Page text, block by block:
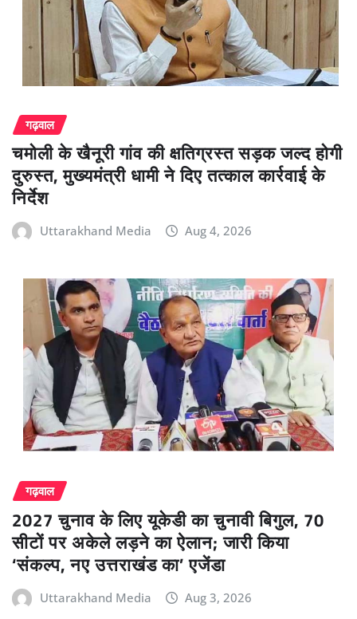
गढ़वाल
चमोली के खैनूरी गांव की क्षतिग्रस्त सड़क जल्द होगी
दुरुस्त, मुख्यमंत्री धामी ने दिए तत्काल कार्रवाई के
निर्देश
Uttarakhand Media Aug 4, 2026
गढ़वाल
2027 चुनाव के लिए यूकेडी का चुनावी बिगुल, 70
सीटों पर अकेले लड़ने का ऐलान; जारी किया
‘संकल्प, नए उत्तराखंड का’ एजेंडा
Uttarakhand Media Aug 3, 2026